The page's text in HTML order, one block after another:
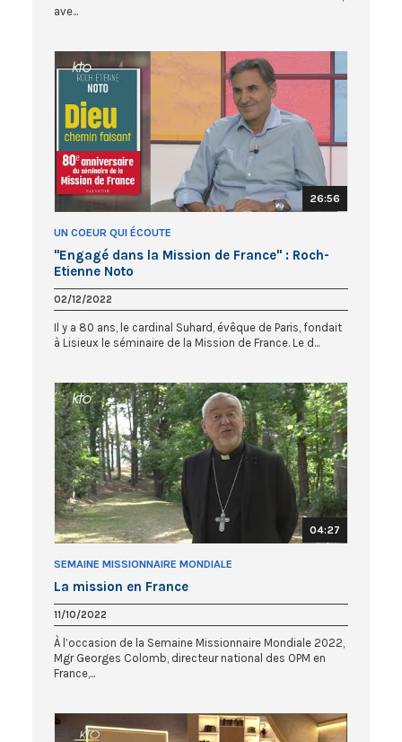
ave...
26:56
UN COEUR QUI ÉCOUTE
"Engagé dans la Mission de France" : Roch-
Etienne Noto
02/12/2022
Il y a 80 ans, le cardinal Suhard, évêque de Paris, fondait
à Lisieux le séminaire de la Mission de France. Le d...
04:27
SEMAINE MISSIONNAIRE MONDIALE
La mission en France
11/10/2022
À l’occasion de la Semaine Missionnaire Mondiale 2022,
Mgr Georges Colomb, directeur national des OPM en
France,...